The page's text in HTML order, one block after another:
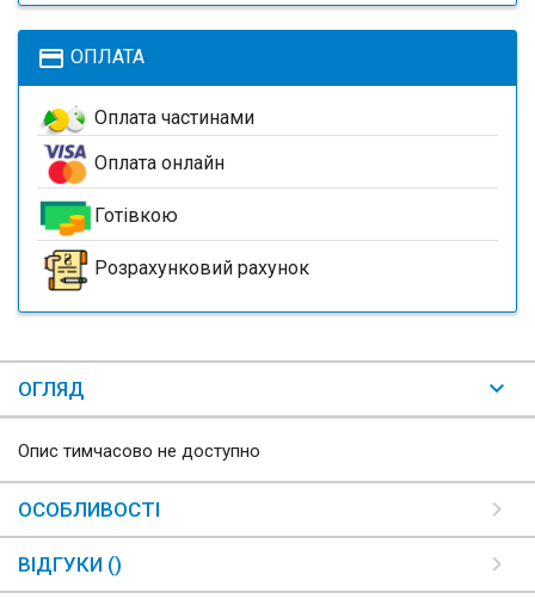
payment ОПЛАТА
Оплата частинами
Оплата онлайн
Готівкою
Розрахунковий рахунок
ОГЛЯД
Опис тимчасово не доступно
ОСОБЛИВОСТІ
ВІДГУКИ ()